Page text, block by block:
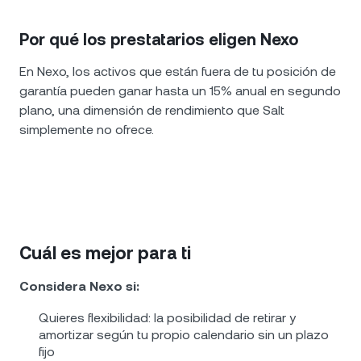
Por qué los prestatarios eligen Nexo
En Nexo, los activos que están fuera de tu posición de
garantía pueden ganar hasta un 15% anual en segundo
plano, una dimensión de rendimiento que Salt
simplemente no ofrece.
Cuál es mejor para ti
Considera Nexo si:
Quieres flexibilidad: la posibilidad de retirar y
amortizar según tu propio calendario sin un plazo
fijo